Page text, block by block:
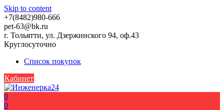
Skip to content
+7(8482)980-666
pet-63@bk.ru
г. Тольятти, ул. Дзержинского 94, оф.43
Круглосуточно
Список покупок
Кабинет
0
0